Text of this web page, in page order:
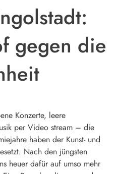
gegen die
Konzerte, leere
per Video stream – die
haben der Kunst- und
Nach den jüngsten
heuer dafür auf umso mehr